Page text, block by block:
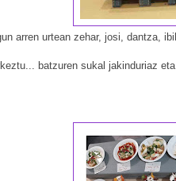
arren urtean zehar, josi, dantza,
batzuren sukal jakinduriaz